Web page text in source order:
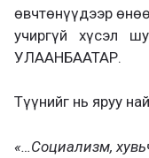
өвчтөнүүдээр
учиргүй хүсэл
УЛААНБААТАР.
Түүнийг нь яруу
«…Социализм,